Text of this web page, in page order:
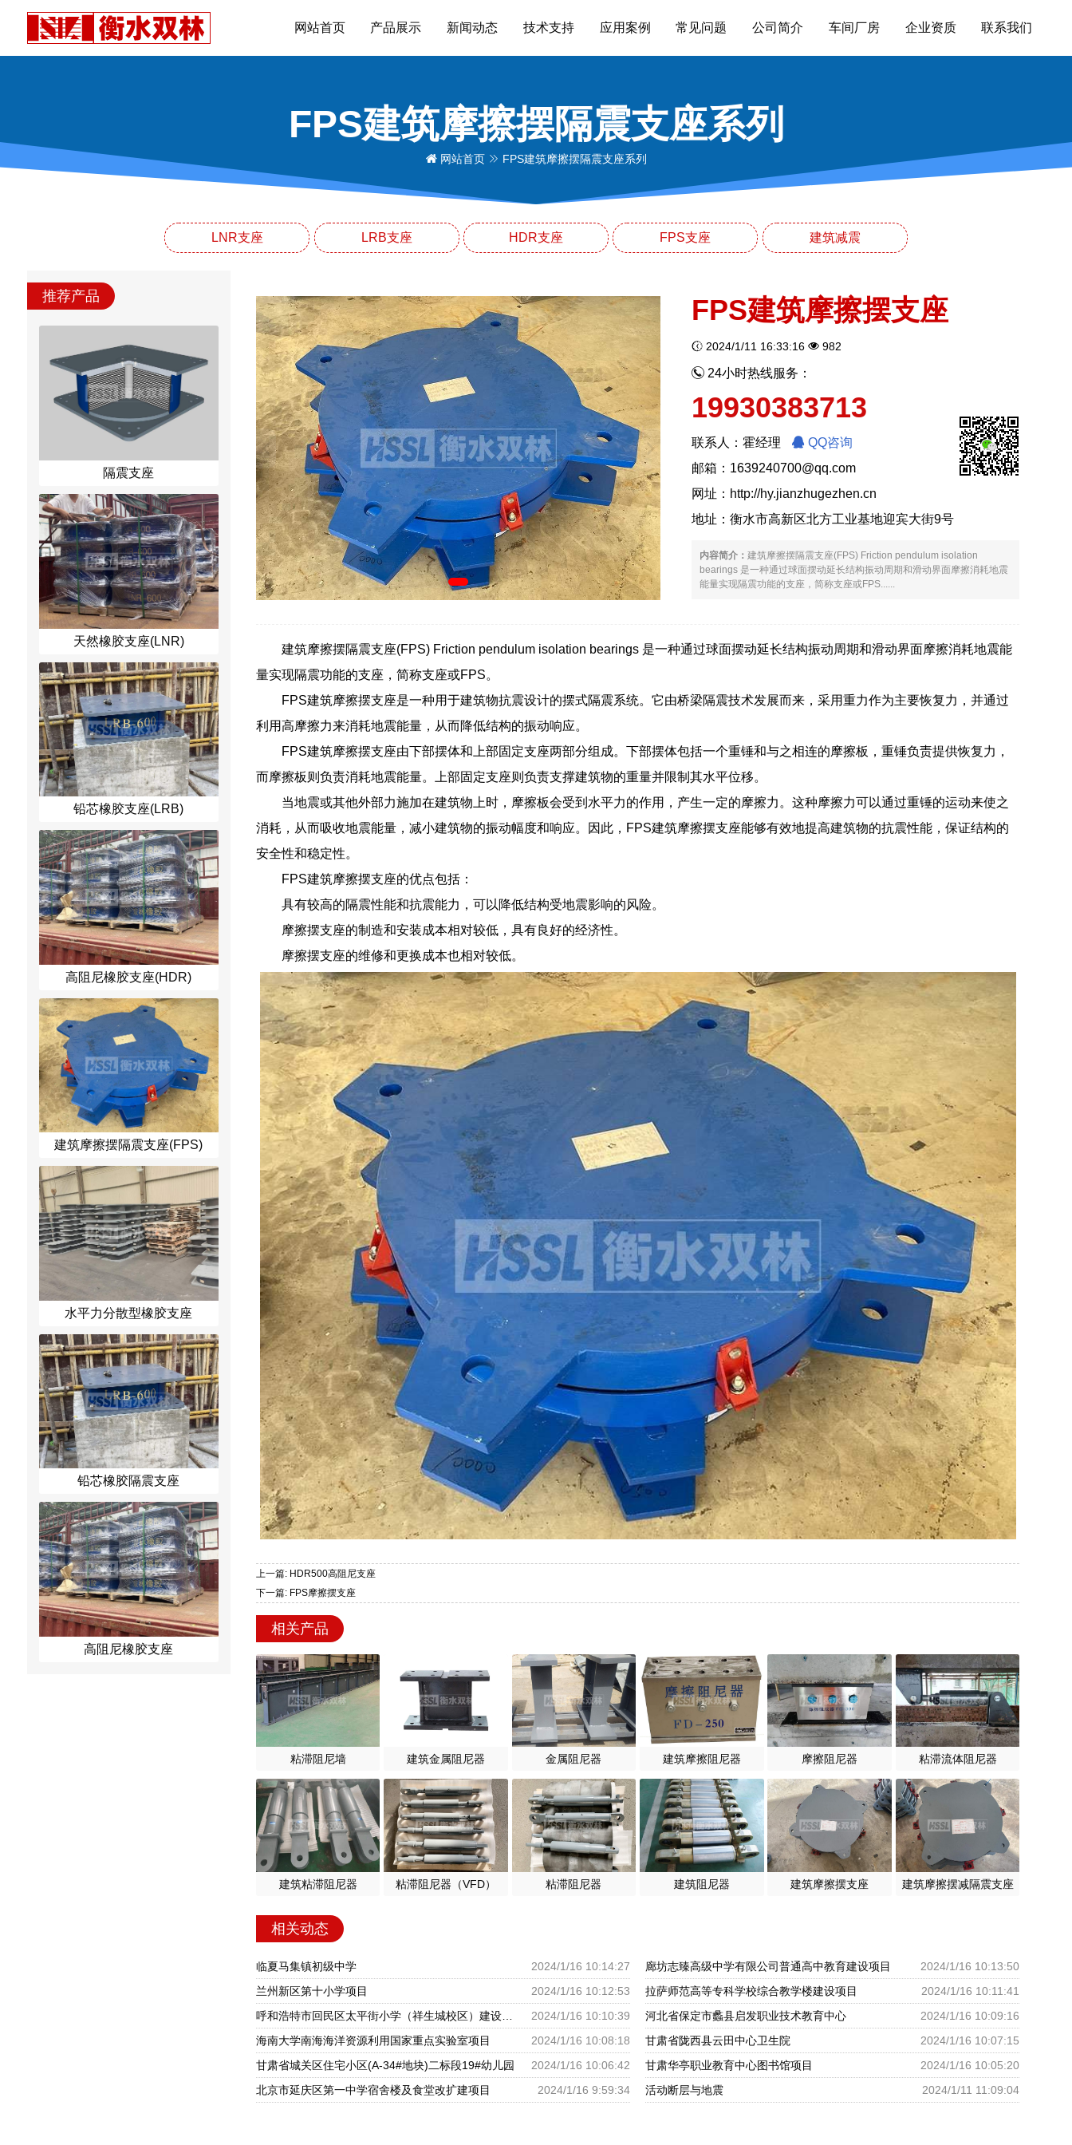
网站首页 产品展示 新闻动态 技术支持 应用案例 常见问题 公司简介 车间厂房 企业资质 联系我们
FPS建筑摩擦摆隔震支座系列
网站首页 FPS建筑摩擦摆隔震支座系列
LNR支座 LRB支座 HDR支座 FPS支座 建筑减震
推荐产品
隔震支座
天然橡胶支座(LNR)
铅芯橡胶支座(LRB)
高阻尼橡胶支座(HDR)
建筑摩擦摆隔震支座(FPS)
水平力分散型橡胶支座
铅芯橡胶隔震支座
高阻尼橡胶支座
FPS建筑摩擦摆支座
2024/1/11 16:33:16 982
24小时热线服务：
19930383713
联系人：霍经理
QQ咨询
邮箱：1639240700@qq.com
网址： http://hy.jianzhugezhen.cn
地址：衡水市高新区北方工业基地迎宾大街9号
内容简介： 建筑摩擦摆隔震支座(FPS) Friction pendulum isolation
bearings 是一种通过球面摆动延长结构振动周期和滑动界面摩擦消耗地震
能量实现隔震功能的支座，简称支座或FPS......
建筑摩擦摆隔震支座(FPS) Friction pendulum isolation bearings 是一种通过球面摆动延长结构振动周期和滑动界面摩擦消耗地震能
量实现隔震功能的支座，简称支座或FPS。
FPS建筑摩擦摆支座是一种用于建筑物抗震设计的摆式隔震系统。它由桥梁隔震技术发展而来，采用重力作为主要恢复力，并通过
利用高摩擦力来消耗地震能量，从而降低结构的振动响应。
FPS建筑摩擦摆支座由下部摆体和上部固定支座两部分组成。下部摆体包括一个重锤和与之相连的摩擦板，重锤负责提供恢复力，
而摩擦板则负责消耗地震能量。上部固定支座则负责支撑建筑物的重量并限制其水平位移。
当地震或其他外部力施加在建筑物上时，摩擦板会受到水平力的作用，产生一定的摩擦力。这种摩擦力可以通过重锤的运动来使之
消耗，从而吸收地震能量，减小建筑物的振动幅度和响应。因此，FPS建筑摩擦摆支座能够有效地提高建筑物的抗震性能，保证结构的
安全性和稳定性。
FPS建筑摩擦摆支座的优点包括：
具有较高的隔震性能和抗震能力，可以降低结构受地震影响的风险。
摩擦摆支座的制造和安装成本相对较低，具有良好的经济性。
摩擦摆支座的维修和更换成本也相对较低。
上一篇: HDR500高阻尼支座
下一篇: FPS摩擦摆支座
相关产品
粘滞阻尼墙 建筑金属阻尼器 金属阻尼器 建筑摩擦阻尼器 摩擦阻尼器 粘滞流体阻尼器
建筑粘滞阻尼器 粘滞阻尼器（VFD） 粘滞阻尼器 建筑阻尼器 建筑摩擦摆支座 建筑摩擦摆减隔震支座
相关动态
临夏马集镇初级中学 2024/1/16 10:14:27 廊坊志臻高级中学有限公司普通高中教育建设项目
2024/1/16 10:13:50
兰州新区第十小学项目
2024/1/16 10:12:53 拉萨师范高等专科学校综合教学楼建设项目
2024/1/16 10:11:41
呼和浩特市回民区太平街小学（祥生城校区）建设项目
2024/1/16 10:10:39 河北省保定市蠡县启发职业技术教育中心
2024/1/16 10:09:16
海南大学南海海洋资源利用国家重点实验室项目
2024/1/16 10:08:18 甘肃省陇西县云田中心卫生院
2024/1/16 10:07:15
甘肃省城关区住宅小区(A-34#地块)二标段19#幼儿园
2024/1/16 10:06:42 甘肃华亭职业教育中心图书馆项目
2024/1/16 10:05:20
北京市延庆区第一中学宿舍楼及食堂改扩建项目
2024/1/16 9:59:34 活动断层与地震 2024/1/11 11:09:04